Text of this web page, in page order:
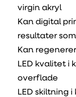
virgin akryl
Kan digital
resultater
Kan
LED kvalitet i
overflade
LED skiltning